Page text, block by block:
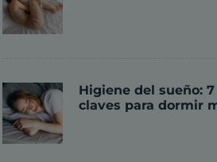
Higiene del sueño:
claves para dormir